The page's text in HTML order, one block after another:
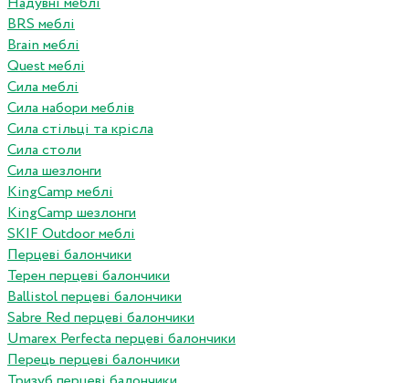
BRS меблі
Brain меблі
Quest меблі
Сила меблі
Сила набори меблів
Сила стільці та крісла
Сила столи
Сила шезлонги
KingCamp меблі
KingCamp шезлонги
SKIF Outdoor меблі
Перцеві балончики
Терен перцеві балончики
Ballistol перцеві балончики
Sabre Red перцеві балончики
Umarex Perfecta перцеві балончики
Перець перцеві балончики